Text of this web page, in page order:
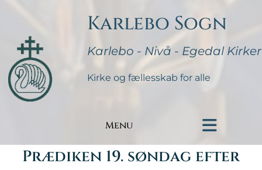
Karlebo Sogn
Karlebo - Nivå - Egedal Kirker
Kirke og fællesskab for alle
Menu
Prædiken 19. søndag efter